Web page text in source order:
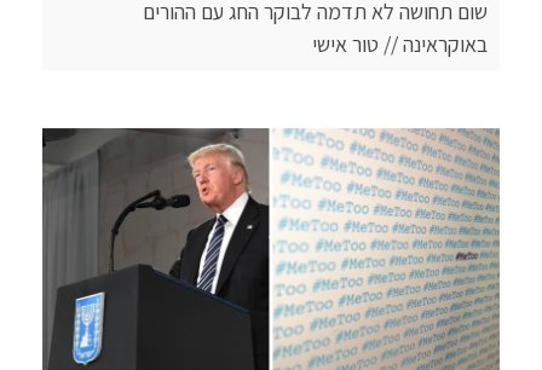
שום תחושה לא תדמה לבוקר החג עם ההורים
באוקראינה // טור אישי